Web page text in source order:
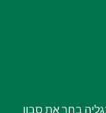
בחר את סבון